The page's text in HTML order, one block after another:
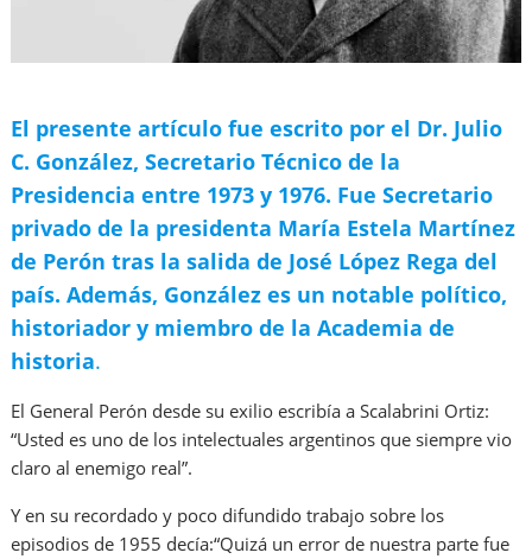
El presente artículo fue escrito por el Dr. Julio
C. González, Secretario Técnico de la
Presidencia entre 1973 y 1976. Fue Secretario
privado de la presidenta María Estela Martínez
de Perón tras la salida de José López Rega del
país. Además, González es un notable político,
historiador y miembro de la Academia de
historia.
El General Perón desde su exilio escribía a Scalabrini Ortiz:
“Usted es uno de los intelectuales argentinos que siempre vio
claro al enemigo real”.
Y en su recordado y poco difundido trabajo sobre los
episodios de 1955 decía:“Quizá un error de nuestra parte fue